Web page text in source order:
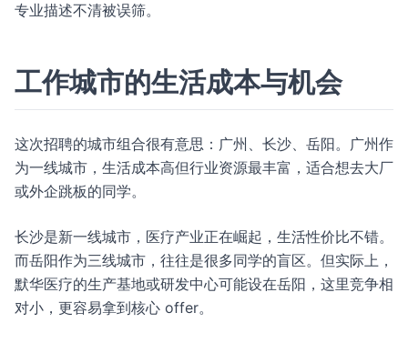
专业描述不清被误筛。
工作城市的生活成本与机会
这次招聘的城市组合很有意思：广州、长沙、岳阳。广州作
为一线城市，生活成本高但行业资源最丰富，适合想去大厂
或外企跳板的同学。
长沙是新一线城市，医疗产业正在崛起，生活性价比不错。
而岳阳作为三线城市，往往是很多同学的盲区。但实际上，
默华医疗的生产基地或研发中心可能设在岳阳，这里竞争相
对小，更容易拿到核心 offer。